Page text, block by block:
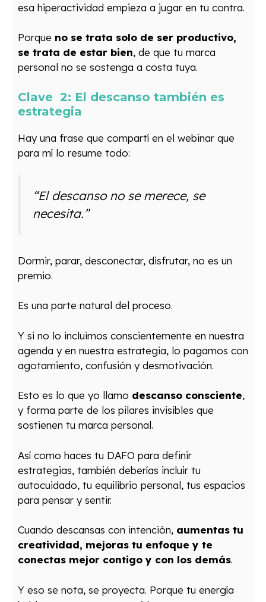
esa hiperactividad empieza a jugar en tu contra.
Porque no se trata solo de ser productivo,
se trata de estar bien, de que tu marca
personal no se sostenga a costa tuya.
Clave 2: El descanso también es
estrategia
Hay una frase que compartí en el webinar que
para mí lo resume todo:
“El descanso no se merece, se
necesita.”
Dormir, parar, desconectar, disfrutar, no es un
premio.
Es una parte natural del proceso.
Y si no lo incluimos conscientemente en nuestra
agenda y en nuestra estrategia, lo pagamos con
agotamiento, confusión y desmotivación.
Esto es lo que yo llamo descanso consciente,
y forma parte de los pilares invisibles que
sostienen tu marca personal.
Así como haces tu DAFO para definir
estrategias, también deberías incluir tu
autocuidado, tu equilibrio personal, tus espacios
para pensar y sentir.
Cuando descansas con intención, aumentas tu
creatividad, mejoras tu enfoque y te
conectas mejor contigo y con los demás.
Y eso se nota, se proyecta. Porque tu energía